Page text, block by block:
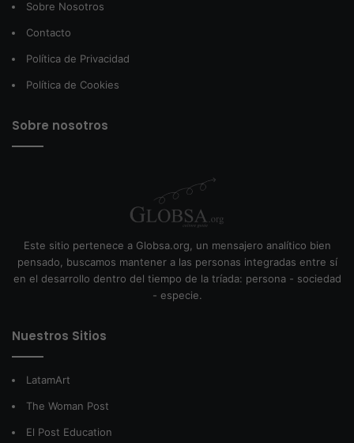
Sobre Nosotros
Contacto
Política de Privacidad
Política de Cookies
Sobre nosotros
Este sitio pertenece a Globsa.org, un mensajero analítico bien
pensado, buscamos mantener a las personas integradas entre sí
en el desarrollo dentro del tiempo de la tríada: persona - sociedad
- especie.
Nuestros Sitios
LatamArt
The Woman Post
El Post Education